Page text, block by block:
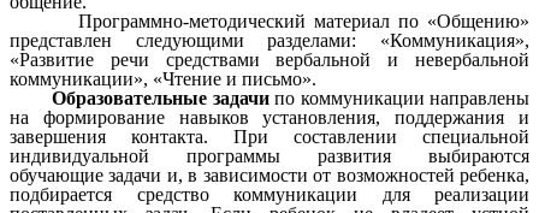
Программно-методический материал по «Общению»
представлен следующими разделами: «Коммуникация»,
«Развитие речи средствами вербальной и невербальной
коммуникации», «Чтение и письмо».
Образовательные задачипо коммуникации направлены
на формирование навыков установления, поддержания и
завершения контакта. При составлении специальной
индивидуальной программы развития выбираются
обучающие задачи и, в зависимости от возможностей ребенка,
подбирается средство коммуникации для реализации